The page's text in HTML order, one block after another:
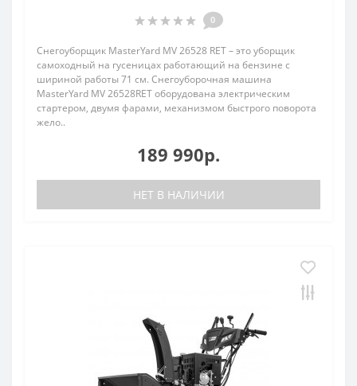
0
Снегоуборщик MasterYard MV 26528 RET – это уборщик
самоходный на гусеницах работающий на бензине с
шириной работы 71 см. Снегоуборочная машина
MasterYard MV 26528RET оборудована электрическим
стартером, двумя фарами, механизмом быстрого поворота
жело..
189 990р.
НЕТ В НАЛИЧИИ